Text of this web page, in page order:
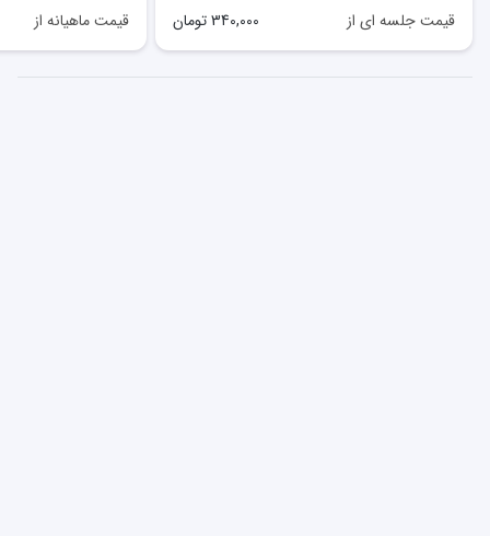
قیمت جلسه ای از 340,000تومان قیمت ماهیانه از